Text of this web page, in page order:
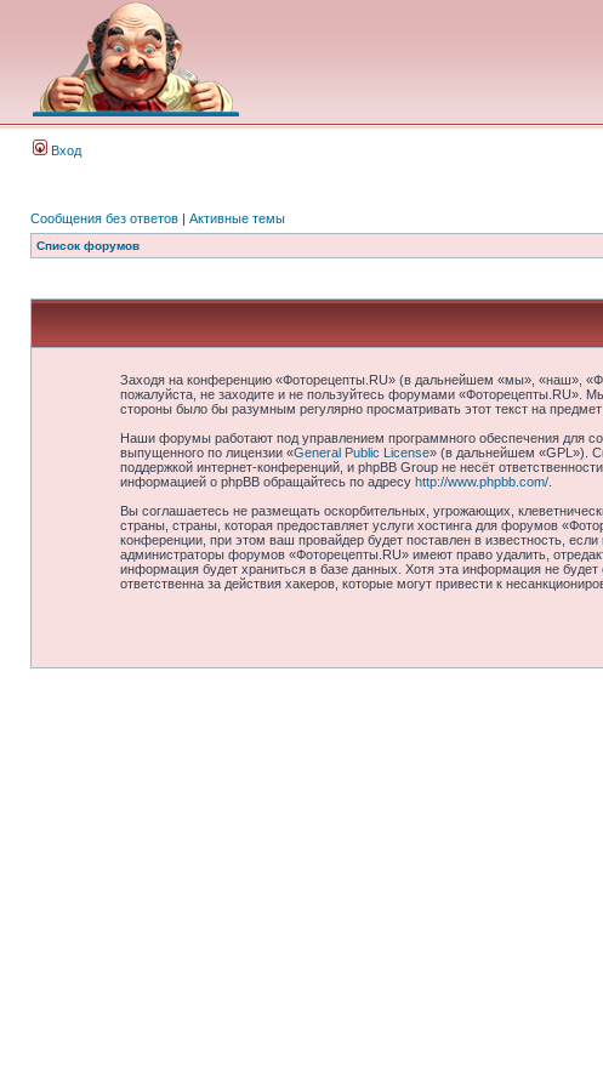
Вход
Сообщения без ответов | Активные темы
Список форумов
Заходя на конференцию «Фоторецепты.RU» (в дальнейшем «мы», «наш»,
пожалуйста, не заходите и не пользуйтесь форумами «Фоторецепты.RU».
стороны было бы разумным регулярно просматривать этот текст на
Наши форумы работают под управлением программного обеспечения для
выпущенного по лицензии «General Public License» (в дальнейшем «GPL»).
поддержкой интернет-конференций, и phpBB Group не несёт
информацией о phpBB обращайтесь по адресу http://www.phpbb.com/.
Вы соглашаетесь не размещать оскорбительных, угрожающих,
страны, страны, которая предоставляет услуги хостинга для форумов
конференции, при этом ваш провайдер будет поставлен в известность,
администраторы форумов «Фоторецепты.RU» имеют право удалить,
информация будет храниться в базе данных. Хотя эта информация не
ответственна за действия хакеров, которые могут привести к